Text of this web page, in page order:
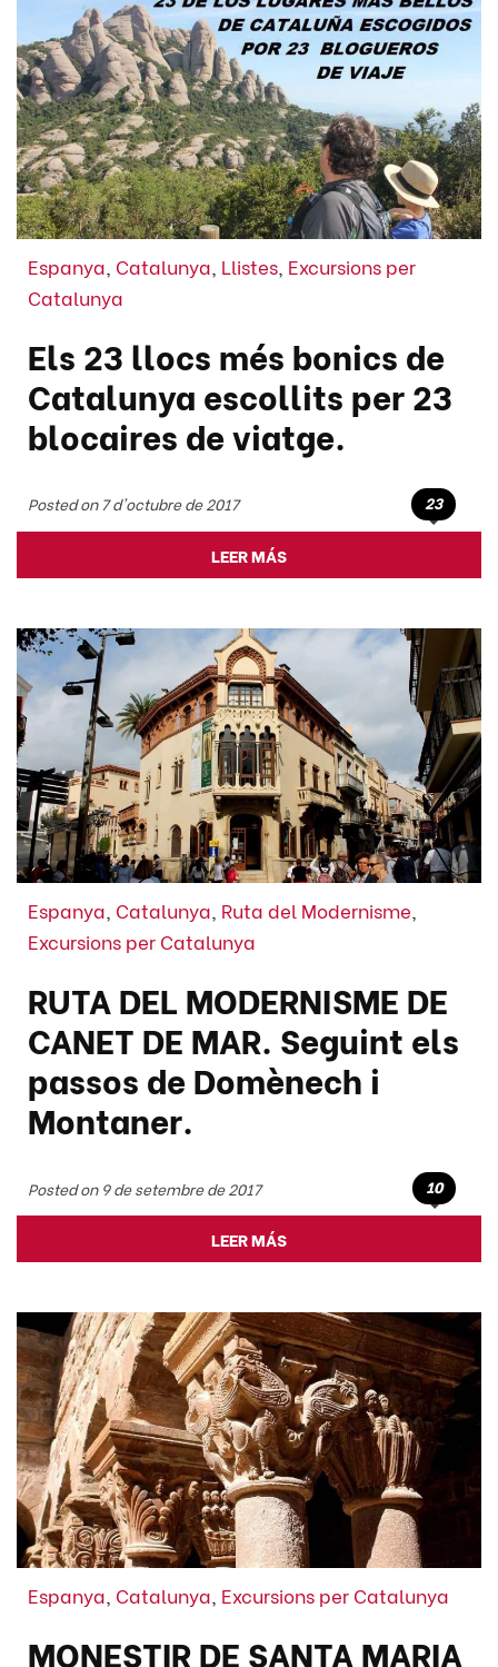
Espanya Catalunya Llistes Excursions per
Catalunya
Els 23 llocs més bonics de
Catalunya escollits per 23
blocaires de viatge.
Posted on 7 d'octubre de 2017 23
LEER MÁS
Espanya, Catalunya, Ruta del Modernisme,
Excursions per Catalunya
RUTA DEL MODERNISME DE
CANET DE MAR. Seguint els
passos de Domènech i
Montaner.
Posted on 9 de setembre de 2017 10
LEER MÁS
Espanya, Catalunya, Excursions per Catalunya
MONESTIR DE SANTA MARIA